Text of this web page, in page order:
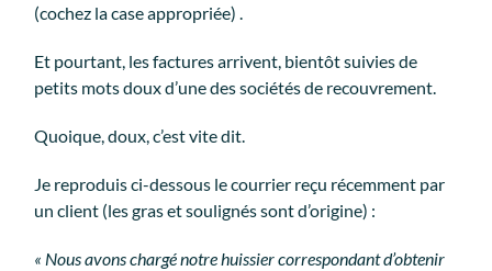
(cochez la case appropriée) .
Et pourtant, les factures arrivent, bientôt suivies de
petits mots doux d’une des sociétés de recouvrement.
Quoique, doux, c’est vite dit.
Je reproduis ci-dessous le courrier reçu récemment par
un client (les gras et soulignés sont d’origine) :
« Nous avons chargé notre huissier correspondant d’obtenir